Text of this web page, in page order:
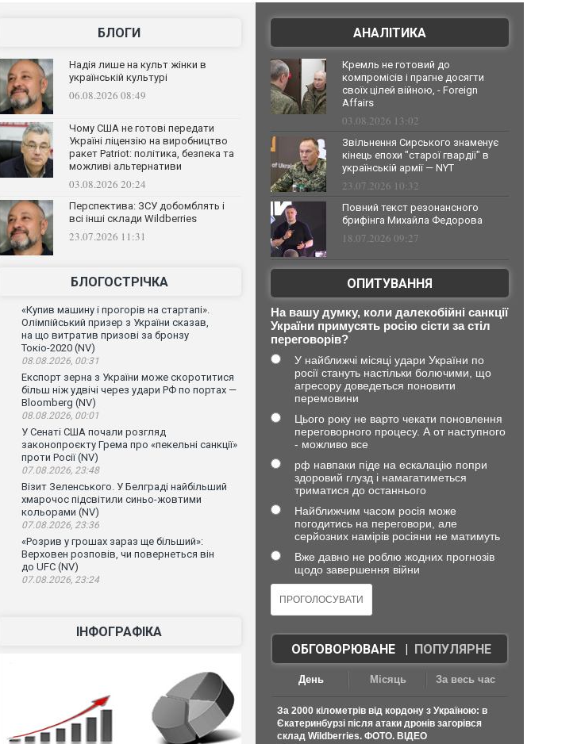
БЛОГИ
Надія лише на культ жінки в
українській культурі
06.08.2026 08:49
Чому США не готові передати
Україні ліцензію на виробництво
ракет Patriot: політика, безпека та
можливі альтернативи
03.08.2026 20:24
Перспектива: ЗСУ добомблять і
всі інші склади Wildberries
23.07.2026 11:31
БЛОГОСТРІЧКА
«Купив машину і прогорів на стартапі».
Олімпійський призер з України сказав,
на що витратив призові за бронзу
Токіо-2020 (NV)
08.08.2026, 00:31
Експорт зерна з України може скоротитися
більш ніж удвічі через удари РФ по портах —
Bloomberg (NV)
08.08.2026, 00:01
У Сенаті США почали розгляд
законопроєкту Грема про «пекельні санкції»
проти Росії (NV)
07.08.2026, 23:48
Візит Зеленського. У Белграді найбільший
хмарочос підсвітили синьо-жовтими
кольорами (NV)
07.08.2026, 23:36
«Розрив у грошах зараз ще більший»:
Верховен розповів, чи повернеться він
до UFC (NV)
07.08.2026, 23:24
ІНФОГРАФІКА
АНАЛІТИКА
Кремль не готовий до
компромісів і прагне досягти
своїх цілей війною, - Foreign
Affairs
03.08.2026 13:02
Звільнення Сирського знаменує
кінець епохи "старої гвардії" в
українській армії — NYT
23.07.2026 10:32
Повний текст резонансного
брифінга Михайла Федорова
18.07.2026 09:27
ОПИТУВАННЯ
На вашу думку, коли далекобійні санкції
України примусять росію сісти за стіл
переговорів?
У найближчі місяці удари України по
росії стануть настільки болючими, що
агресору доведеться поновити
перемовини
Цього року не варто чекати поновлення
переговорного процесу. А от наступного
- можливо все
рф навпаки піде на ескалацію попри
здоровий глузд і намагатиметься
триматися до останнього
Найближчим часом росія може
погодитись на переговори, але
серйозних намірів росіяни не матимуть
Вже давно не роблю жодних прогнозів
щодо завершення війни
ОБГОВОРЮВАНЕ| ПОПУЛЯРНЕ
День Місяць За весь час
За 2000 кілометрів від кордону з Україною: в
Єкатеринбурзі після атаки дронів загорівся
склад Wildberries. ФОТО. ВІДЕО